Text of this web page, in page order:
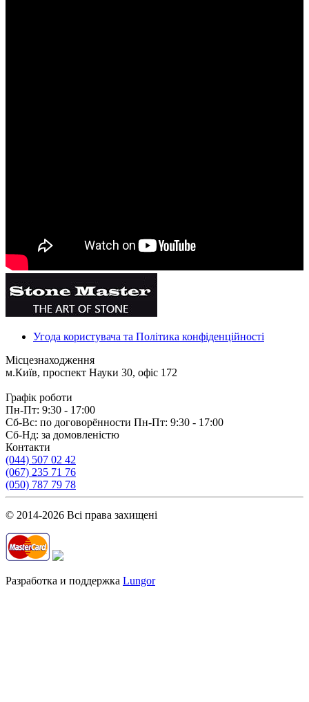
Угода користувача та Політика конфіденційності
Місцезнаходження
м.Київ, проспект Науки 30, офіс 172
Графік роботи
Пн-Пт: 9:30 - 17:00
Сб-Вс: по договорённости Пн-Пт: 9:30 - 17:00
Сб-Нд: за домовленістю
Контакти
(044) 507 02 42
(067) 235 71 76
(050) 787 79 78
© 2014-2026 Всі права захищені
Разработка и поддержка Lungor